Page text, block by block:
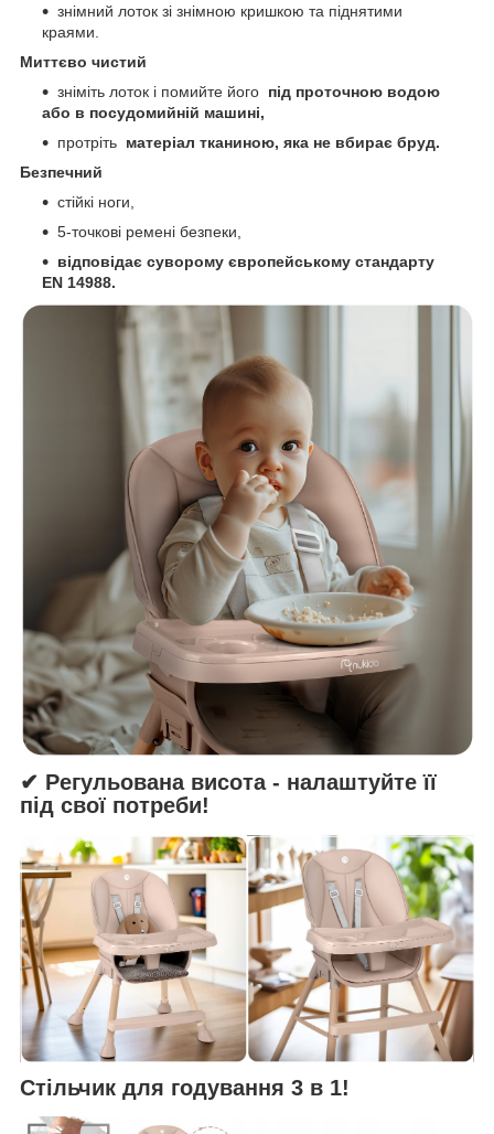
знімний лоток зі знімною кришкою та піднятими
краями.
Миттєво чистий
зніміть лоток і помийте його під проточною водою
або в посудомийній машині,
протріть матеріал тканиною, яка не вбирає бруд.
Безпечний
стійкі ноги,
5-точкові ремені безпеки,
відповідає суворому європейському стандарту
EN 14988.
✔ Регульована висота - налаштуйте її
під свої потреби!
Стільчик для годування 3 в 1!